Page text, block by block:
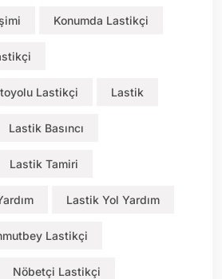
Konumda Lastikçi
Lastikçi Lastik
Lastik Basıncı
Lastik Tamiri
Lastik Yol Yardım
Lastikçi
Nöbetçi Lastikçi